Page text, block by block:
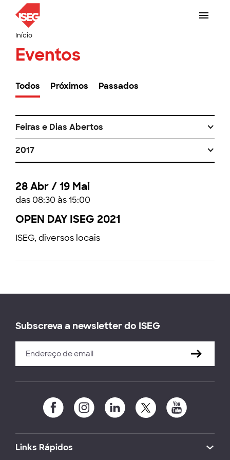
Início
Eventos
Todos Próximos Passados
Feiras e Dias Abertos
2017
28 Abr / 19 Mai
das 08:30 às 15:00
OPEN DAY ISEG 2021
ISEG, diversos locais
Subscreva a newsletter do ISEG
Links Rápidos